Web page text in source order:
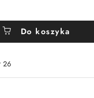
Do koszyka
26